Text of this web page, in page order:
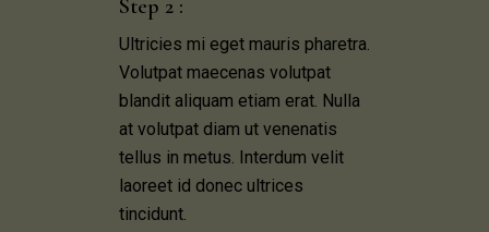
Step 2 :
Ultricies mi eget mauris pharetra.
Volutpat maecenas volutpat
blandit aliquam etiam erat. Nulla
at volutpat diam ut venenatis
tellus in metus. Interdum velit
laoreet id donec ultrices
tincidunt.